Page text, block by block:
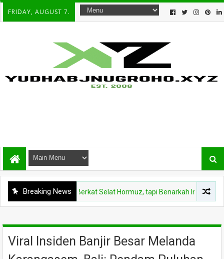
FRIDAY, AUGUST 7.
Breaking News
Menguat Berkat Selat Hormuz, tapi Benarkah Ini Kabar Baik
Viral Insiden Banjir Besar Melanda